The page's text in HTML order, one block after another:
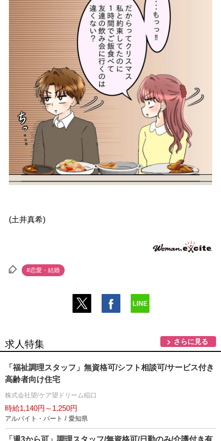
(土井真希)
#恋愛・結婚
求人特集 さらに見る
「福祉調理スタッフ」無資格可/シフト相談可/サービス付き
高齢者向け住宅
株式会社望/ケア望ドリーム稲口
時給1,140円～1,250円
アルバイト・パート / 愛知県